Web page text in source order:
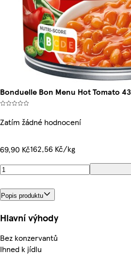
Bonduelle Bon Menu Hot Tomato
Zatím žádné hodnocení
69,90 Kč162,56 Kč/kg
Popis produktu
Hlavní výhody
Bez konzervantů
Ihned k jídlu